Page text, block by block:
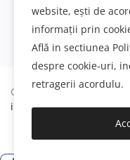
Copyright 2023 Polure -
interioare si exterioare
website, ești de
informații prin
Află in sectiunea
despre cookie-uri,
retragerii acordulu.